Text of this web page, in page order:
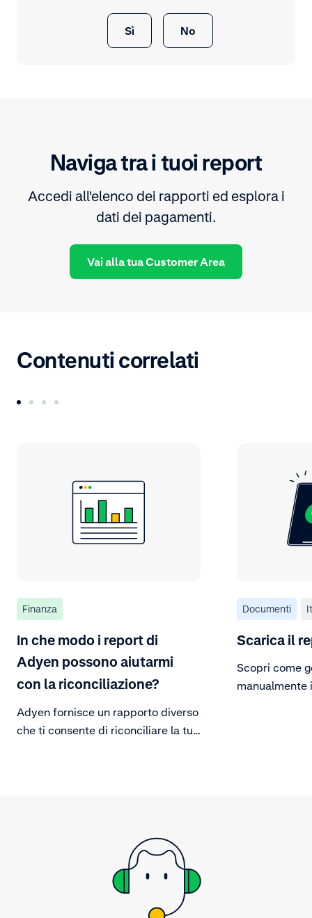
Sì No
Naviga tra i tuoi report
Accedi all'elenco dei rapporti ed esplora i
dati dei pagamenti.
Vai alla tua Customer Area
Contenuti correlati
Finanza
In che modo i report di
Adyen possono aiutarmi
con la riconciliazione?
Adyen fornisce un rapporto diverso
che ti consente di riconciliare la tua
Documenti
Scarica il
Scopri come
manualmente